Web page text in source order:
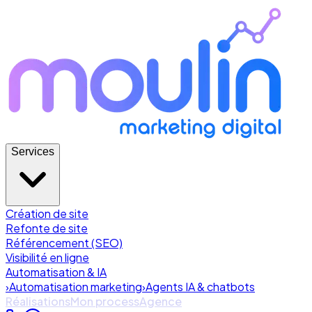
Services
Création de site
Refonte de site
Référencement (SEO)
Visibilité en ligne
Automatisation & IA
›Automatisation marketing›Agents IA & chatbots
RéalisationsMon processAgence